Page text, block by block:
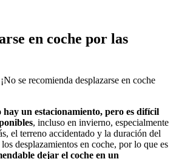
en coche por las
se recomienda desplazarse en coche
hay un estacionamiento, pero es difícil
, incluso en invierno, especialmente
el terreno accidentado y la duración del
desplazamientos en coche, por lo que es
dejar el coche en un